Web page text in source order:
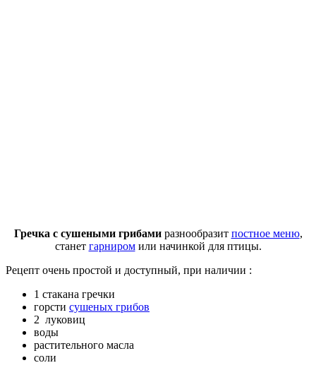
Гречка с сушеными грибамиразнообразит постное меню,
станет гарниромили начинкой для птицы.
Рецепт очень простой и доступный, при наличии :
1 стакана гречки
горсти сушеных грибов
2 луковиц
воды
растительного масла
соли